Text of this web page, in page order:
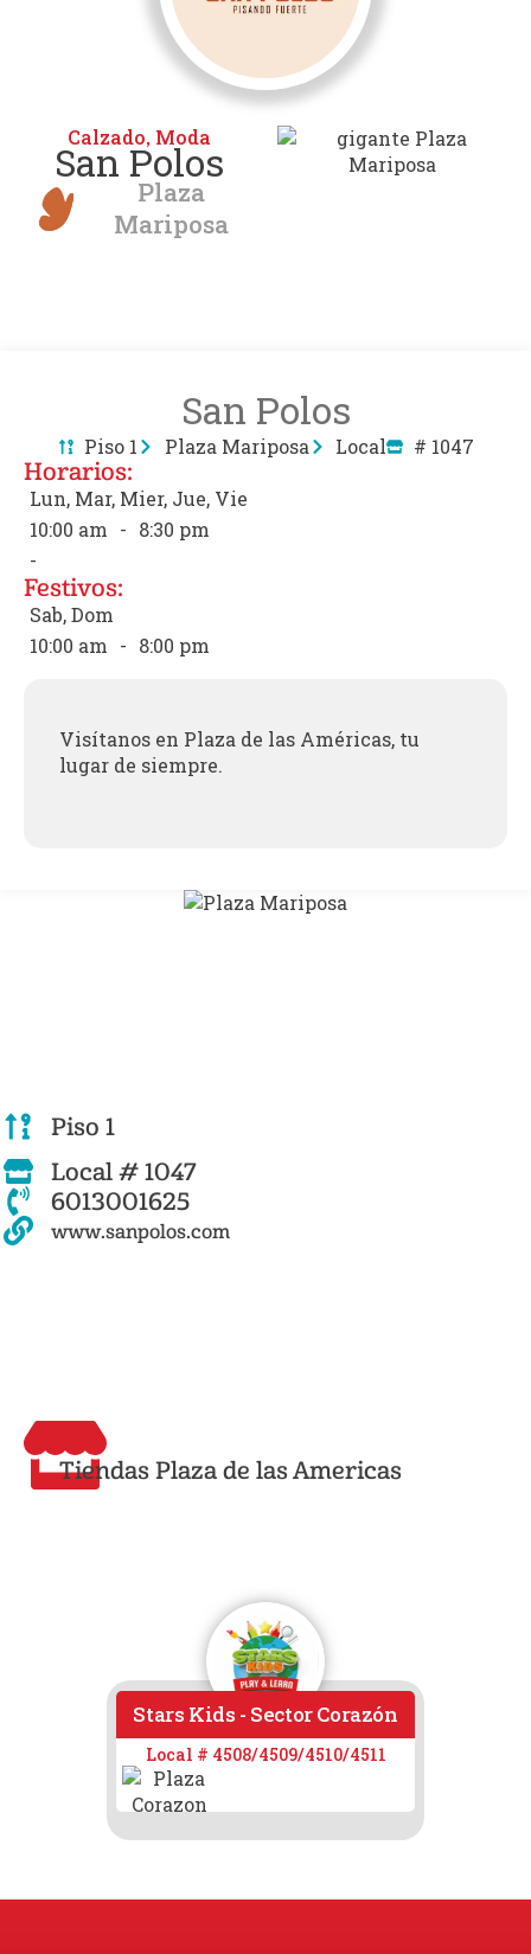
Calzado, Moda
San Polos
Plaza
Mariposa
San Polos
Piso 1 Plaza Mariposa Local # 1047
Horarios:
Lun, Mar, Mier, Jue, Vie
10:00 am - 8:30 pm
-
Festivos:
Sab, Dom
10:00 am - 8:00 pm
Visítanos en Plaza de las Américas, tu
lugar de siempre.
Piso 1
Local # 1047
6013001625
www.sanpolos.com
Tiendas Plaza de las Americas
Stars Kids - Sector Corazón
Local # 4508/4509/4510/4511